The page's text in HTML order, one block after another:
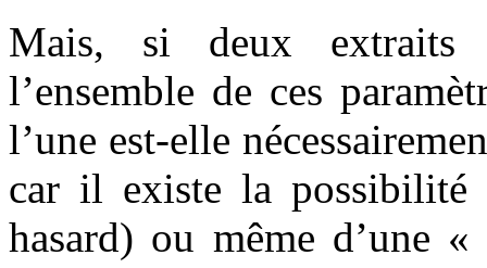
Mais, si deux extraits
l’ensemble de ces
l’une est-elle
car il existe la possibilité
hasard) ou même d’une «